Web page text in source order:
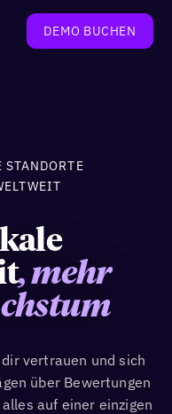
DEMO BUCHEN
, mehr
vertrauen und sich
über Bewertungen
auf einer einzigen